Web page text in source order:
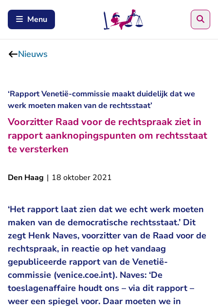
Menu
Nieuws
‘Rapport Venetië-commissie maakt duidelijk dat we
werk moeten maken van de rechtsstaat’
Voorzitter Raad voor de rechtspraak ziet in
rapport aanknopingspunten om rechtsstaat
te versterken
Den Haag | 18 oktober 2021
‘Het rapport laat zien dat we echt werk moeten
maken van de democratische rechtsstaat.’ Dit
zegt Henk Naves, voorzitter van de Raad voor de
rechtspraak, in reactie op het vandaag
gepubliceerde rapport van de Venetië-
commissie (venice.coe.int). Naves: ‘De
toeslagenaffaire houdt ons – via dit rapport –
weer een spiegel voor. Daar moeten we in